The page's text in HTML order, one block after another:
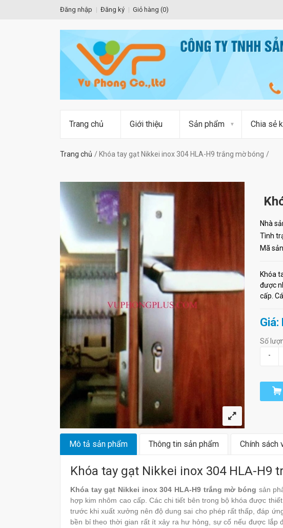
Đăng nhập Đăng ký Giỏ hàng (0)
Trang chủ Giới thiệu Sản phẩm Chia sẻ
Trang chủ Khóa tay gạt Nikkei inox 304 HLA-H9 trắng mờ bóng
Nhà
Tình
Mã
Khóa
được
cấp.
Giá:
Số
-
Mô tả sản phẩm Thông tin sản phẩm Chính sách
Khóa tay gạt Nikkei inox 304 HLA-H9
Khóa tay gạt Nikkei inox 304 HLA-H9 trắng mờ bóng sản
hợp kim nhôm cao cấp. Các chi tiết bên trong bộ khóa được
trước khi xuất xưởng nên độ dung sai cho phép rất thấp, đáp
bền bỉ theo thời gian rất ít xảy ra hư hỏng, sự cố nếu được lắp